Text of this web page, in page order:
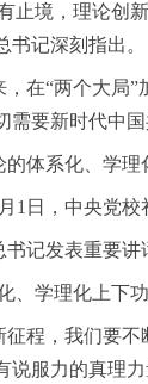
境，理论创新
书记深刻指出。
“两个大局”
需要新时代中
体系化、学理
日，中央党校
记发表重要讲
学理化上下功
，我们要不
说服力的真理力